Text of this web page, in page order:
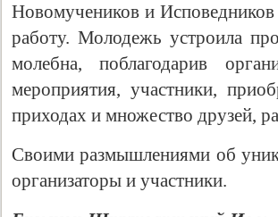
Новомучеников и
работу. Молодежь устроила
молебна, поблагодарив
мероприятия, участники,
приходах и множество друзей,
Своими размышлениями об
организаторы и участники.